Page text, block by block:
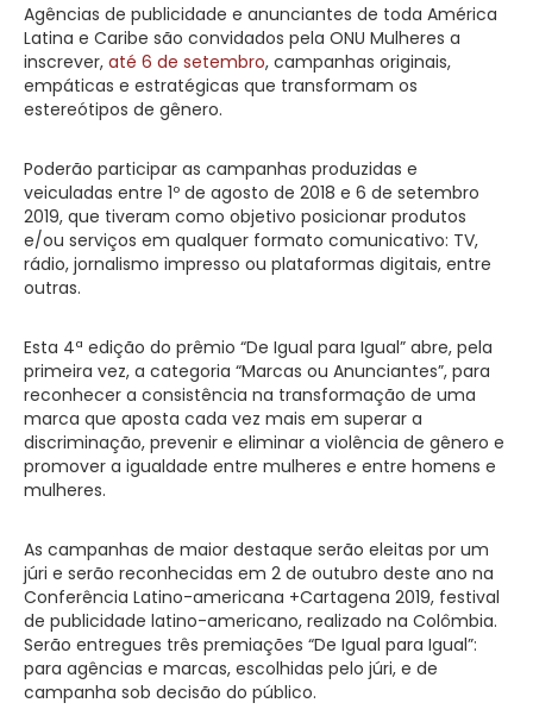
Agências de publicidade e anunciantes de toda América
Latina e Caribe são convidados pela ONU Mulheres a
inscrever, até 6 de setembro, campanhas originais,
empáticas e estratégicas que transformam os
estereótipos de gênero.
Poderão participar as campanhas produzidas e
veiculadas entre 1º de agosto de 2018 e 6 de setembro
2019, que tiveram como objetivo posicionar produtos
e/ou serviços em qualquer formato comunicativo: TV,
rádio, jornalismo impresso ou plataformas digitais, entre
outras.
Esta 4ª edição do prêmio “De Igual para Igual” abre, pela
primeira vez, a categoria “Marcas ou Anunciantes”, para
reconhecer a consistência na transformação de uma
marca que aposta cada vez mais em superar a
discriminação, prevenir e eliminar a violência de gênero e
promover a igualdade entre mulheres e entre homens e
mulheres.
As campanhas de maior destaque serão eleitas por um
júri e serão reconhecidas em 2 de outubro deste ano na
Conferência Latino-americana +Cartagena 2019, festival
de publicidade latino-americano, realizado na Colômbia.
Serão entregues três premiações “De Igual para Igual”:
para agências e marcas, escolhidas pelo júri, e de
campanha sob decisão do público.